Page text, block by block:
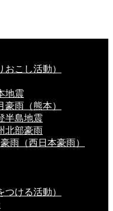
こし活動）
地震
豪雨（熊本）
半島地震
北部豪雨
雨（西日本豪雨）
ける活動）